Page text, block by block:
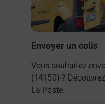
Envoyer un colis
Vous souhaitez
(14150) ?
La Poste.